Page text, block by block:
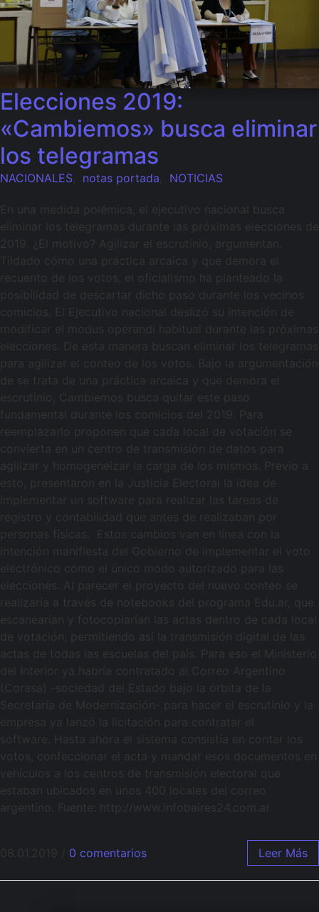
Elecciones 2019:
«Cambiemos» busca eliminar
los telegramas
NACIONALES notas portada NOTICIAS
En una medida polémica, el ejecutivo nacional busca
eliminar los telegramas durante las próximas elecciones de
2019. ¿El motivo? Agilizar el escrutinio, argumentan.
Tildado cómo una práctica arcaica y que demora el
recuento de los votos, el oficialismo ha planteado la
posibilidad de descartar dicho paso durante los vecinos
comicios. El Ejecutivo nacional deslizó su intención de
modificar el modus operandi habitual durante las próximas
elecciones. De esta manera buscan eliminar los telegramas
para agilizar el conteo de los votos. Bajo la argumentación
de se trata de una práctica arcaica y que demora el
escrutinio, Cambiemos busca quitar este paso
fundamental durante los comicios del 2019. Para
reemplazarlo proponen que cada local de votación se
convierta en un centro de transmisión de datos para
agilizar y homogeneizar la carga de los mismos. Previo a
esto, presentaron en la Justicia Electoral la idea de
implementar un software para realizar las tareas de
registro y contabilidad que antes de realizaban por
personas físicas. Estos cambios van en línea con la
intención manifiesta del Gobierno de implementar el voto
electrónico como el único modo autorizado para las
elecciones. Al parecer el proyecto del nuevo conteo se
realizaría a través de notebooks del programa Edu.ar, que
escanearían y fotocopiarían las actas dentro de cada local
de votación, permitiendo así la transmisión digital de las
actas de todas las escuelas del país. Para eso el Ministerio
del Interior ya habría contratado al Correo Argentino
(Corasa) -sociedad del Estado bajo la órbita de la
Secretaría de Modernización- para hacer el escrutinio y la
empresa ya lanzó la licitación para contratar el
software. Hasta ahora el sistema consistía en contar los
votos, confeccionar el acta y mandar esos documentos en
vehículos a los centros de transmisión electoral que
estaban ubicados en unos 400 locales del correo
argentino. Fuente: http://www.infobaires24.com.ar
08.01.2019 0 comentarios Leer Más